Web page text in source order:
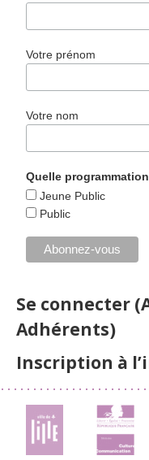
Votre prénom
Votre nom
Quelle
Jeune Public
Public
Se connecter
Adhérents)
Inscription à